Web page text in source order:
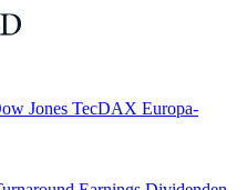
Jones TecDAX Europa-